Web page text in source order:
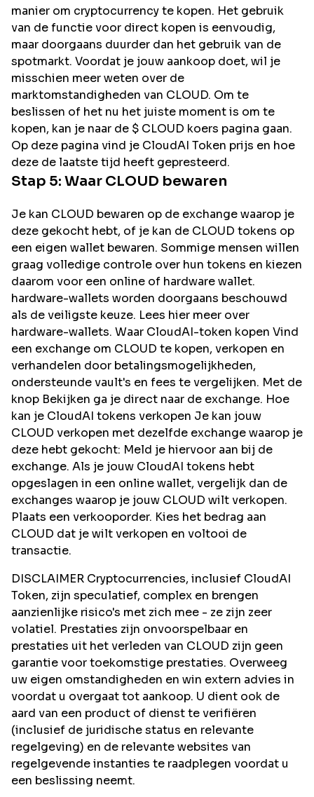
manier om cryptocurrency te kopen. Het gebruik
van de functie voor direct kopen is eenvoudig,
maar doorgaans duurder dan het gebruik van de
spotmarkt. Voordat je jouw aankoop doet, wil je
misschien meer weten over de
marktomstandigheden van CLOUD. Om te
beslissen of het nu het juiste moment is om te
kopen, kan je naar de $ CLOUD koers pagina gaan.
Op deze pagina vind je CloudAI Token prijs en hoe
deze de laatste tijd heeft gepresteerd.
Stap 5: Waar CLOUD bewaren
Je kan CLOUD bewaren op de exchange waarop je
deze gekocht hebt, of je kan de CLOUD tokens op
een eigen wallet bewaren. Sommige mensen willen
graag volledige controle over hun tokens en kiezen
daarom voor een online of hardware wallet.
hardware-wallets worden doorgaans beschouwd
als de veiligste keuze. Lees hier meer over
hardware-wallets. Waar CloudAI-token kopen Vind
een exchange om CLOUD te kopen, verkopen en
verhandelen door betalingsmogelijkheden,
ondersteunde vault's en fees te vergelijken. Met de
knop Bekijken ga je direct naar de exchange. Hoe
kan je CloudAI tokens verkopen Je kan jouw
CLOUD verkopen met dezelfde exchange waarop je
deze hebt gekocht: Meld je hiervoor aan bij de
exchange. Als je jouw CloudAI tokens hebt
opgeslagen in een online wallet, vergelijk dan de
exchanges waarop je jouw CLOUD wilt verkopen.
Plaats een verkooporder. Kies het bedrag aan
CLOUD dat je wilt verkopen en voltooi de
transactie.
DISCLAIMER Cryptocurrencies, inclusief CloudAI
Token, zijn speculatief, complex en brengen
aanzienlijke risico's met zich mee - ze zijn zeer
volatiel. Prestaties zijn onvoorspelbaar en
prestaties uit het verleden van CLOUD zijn geen
garantie voor toekomstige prestaties. Overweeg
uw eigen omstandigheden en win extern advies in
voordat u overgaat tot aankoop. U dient ook de
aard van een product of dienst te verifiëren
(inclusief de juridische status en relevante
regelgeving) en de relevante websites van
regelgevende instanties te raadplegen voordat u
een beslissing neemt.